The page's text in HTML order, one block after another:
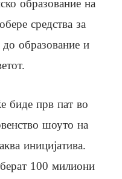
образование на
средства за
образование и
биде прв пат во
шоуто на
иницијатива.
100 милиони